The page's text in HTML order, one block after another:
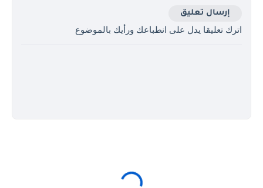
إرسال تعليق
اترك تعليقا يدل على انطباعك ورأيك بالموضوع